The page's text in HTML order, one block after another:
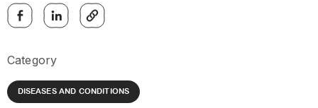
Category
DISEASES AND CONDITIONS